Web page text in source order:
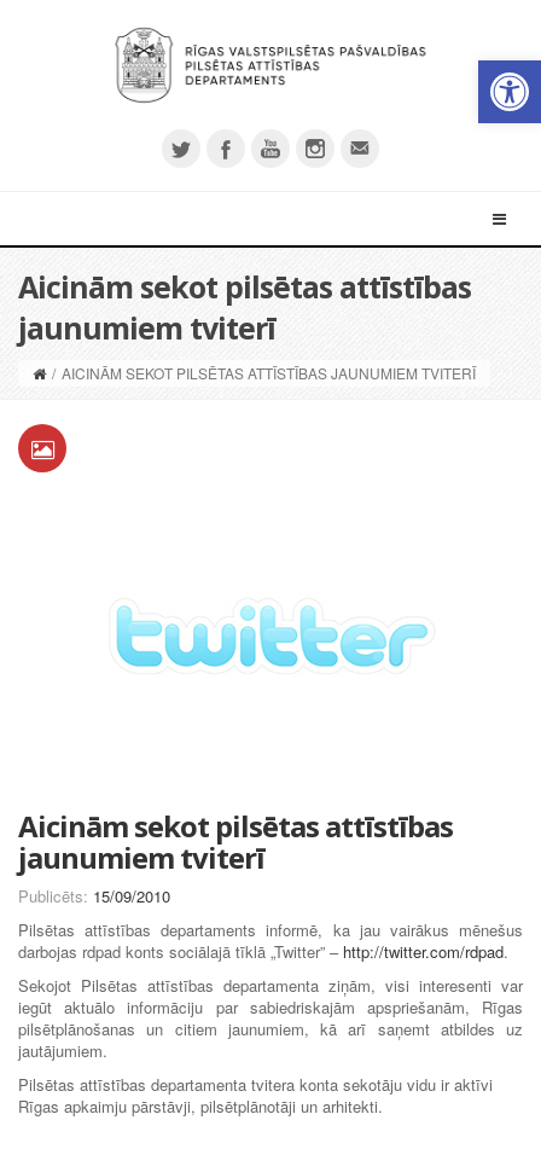
Aicinām sekot pilsētas attīstības
jaunumiem tviterī
/ AICINĀM SEKOT PILSĒTAS ATTĪSTĪBAS JAUNUMIEM TVITERĪ
Aicinām sekot pilsētas attīstības
jaunumiem tviterī
Publicēts: 15/09/2010
Pilsētas attīstības departaments informē, ka jau vairākus mēnešus
darbojas rdpad konts sociālajā tīklā „Twitter” – http://twitter.com/rdpad.
Sekojot Pilsētas attīstības departamenta ziņām, visi interesenti var
iegūt aktuālo informāciju par sabiedriskajām apspriešanām, Rīgas
pilsētplānošanas un citiem jaunumiem, kā arī saņemt atbildes uz
jautājumiem.
Pilsētas attīstības departamenta tvitera konta sekotāju vidu ir aktīvi
Rīgas apkaimju pārstāvji, pilsētplānotāji un arhitekti.